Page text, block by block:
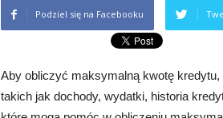
Podziel się na Facebooku
Aby obliczyć maksymalną kwotę
takich jak dochody, wydatki, historia